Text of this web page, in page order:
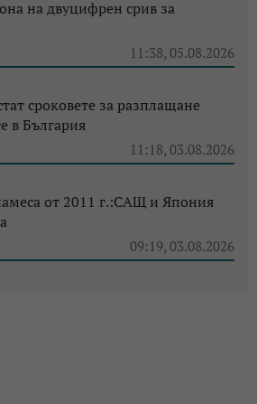
на двуцифрен срив за
11:38, 05.08.2026
сроковете за разплащане
в България
11:18, 03.08.2026
от 2011 г.:САЩ и Япония
09:19, 03.08.2026